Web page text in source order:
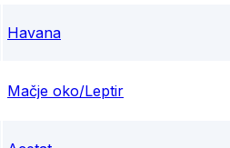
Havana
Mačje oko/Leptir